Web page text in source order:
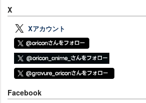
X
Xアカウント
Facebook